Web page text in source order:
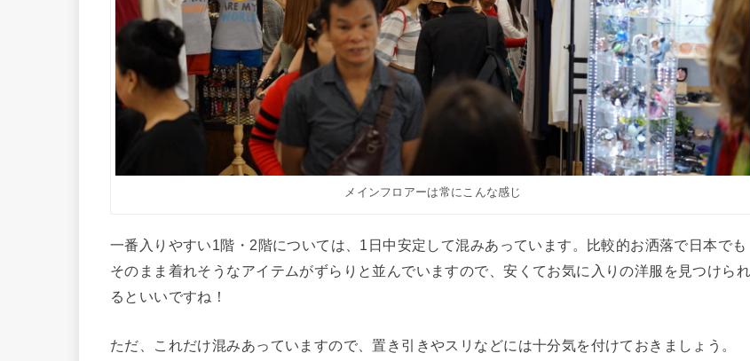
メインフロアーは常にこんな感じ
一番入りやすい1階・2階については、1日中安定して混みあっています。比較的お洒落で日本でも
そのまま着れそうなアイテムがずらりと並んでいますので、安くてお気に入りの洋服を見つけられ
るといいですね！
ただ、これだけ混みあっていますので、置き引きやスリなどには十分気を付けておきましょう。